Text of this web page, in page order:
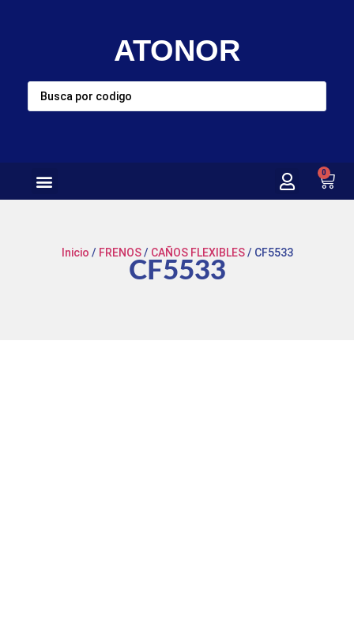
ATONOR
0
Inicio / FRENOS/ CAÑOS FLEXIBLES/ CF5533
CF5533